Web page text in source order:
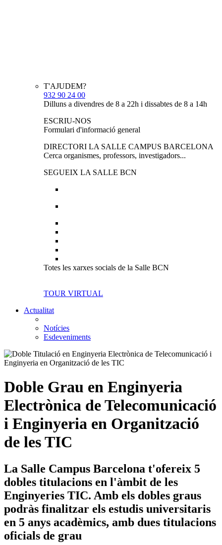
T'AJUDEM?
932 90 24 00
Dilluns a divendres de 8 a 22h i dissabtes de 8 a 14h
ESCRIU-NOS
Formulari d'informació general
DIRECTORI LA SALLE CAMPUS BARCELONA
Cerca organismes, professors, investigadors...
SEGUEIX LA SALLE BCN
Totes les xarxes socials de la Salle BCN
TOUR VIRTUAL
Actualitat
Notícies
Esdeveniments
Doble Grau en Enginyeria
Electrònica de Telecomunicació
i Enginyeria en Organització
de les TIC
La Salle Campus Barcelona t'ofereix 5
dobles titulacions en l'àmbit de les
Enginyeries TIC. Amb els dobles graus
podràs finalitzar els estudis universitaris
en 5 anys acadèmics, amb dues titulacions
oficials de grau